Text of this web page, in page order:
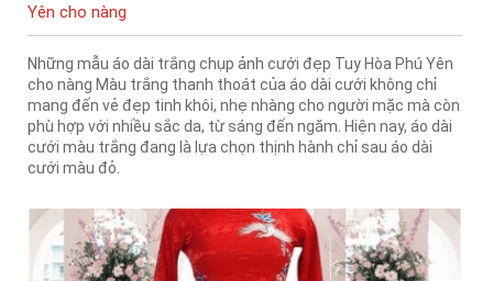
Yên cho nàng
Những mẫu áo dài trắng chụp ảnh cưới đẹp Tuy Hòa Phú Yên
cho nàng Màu trắng thanh thoát của áo dài cưới không chỉ
mang đến vẻ đẹp tinh khôi, nhẹ nhàng cho người mặc mà còn
phù hợp với nhiều sắc da, từ sáng đến ngăm. Hiện nay, áo dài
cưới màu trắng đang là lựa chọn thịnh hành chỉ sau áo dài
cưới màu đỏ.